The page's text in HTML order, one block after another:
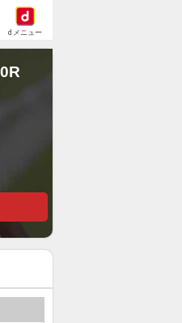
dメニュー